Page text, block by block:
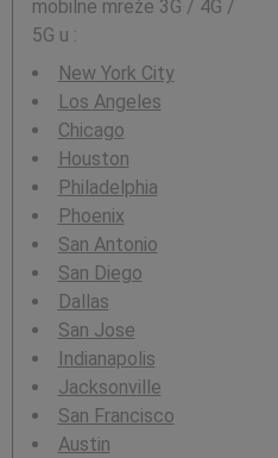
mobilne mreže 3G / 4G /
5G u :
New York City
Los Angeles
Chicago
Houston
Philadelphia
Phoenix
San Antonio
San Diego
Dallas
San Jose
Indianapolis
Jacksonville
San Francisco
Austin